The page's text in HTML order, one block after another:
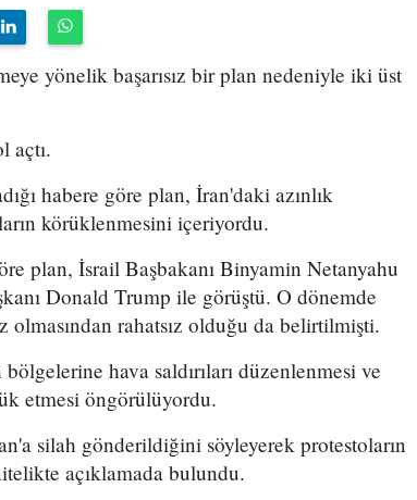
yönelik başarısız bir plan nedeniyle iki üst
açtı.
habere göre plan, İran'daki azınlık
körüklenmesini içeriyordu.
plan, İsrail Başbakanı Binyamin Netanyahu
Donald Trump ile görüştü. O dönemde
olmasından rahatsız olduğu da belirtilmişti.
hava saldırıları düzenlenmesi ve
etmesi öngörülüyordu.
silah gönderildiğini söyleyerek protestoların
açıklamada bulundu.